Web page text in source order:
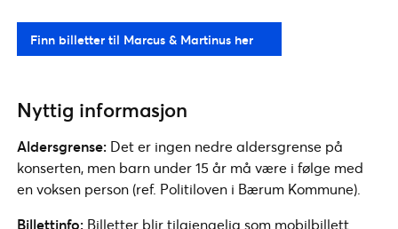
Finn billetter til Marcus & Martinus her
Nyttig informasjon
Aldersgrense: Det er ingen nedre aldersgrense på
konserten, men barn under 15 år må være i følge med
en voksen person (ref. Politiloven i Bærum Kommune).
Billettinfo: Billetter blir tilgjengelig som mobilbillett